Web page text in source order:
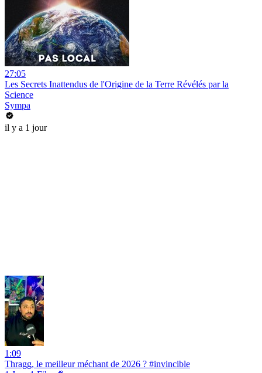
27:05
Les Secrets Inattendus de l'Origine de la Terre Révélés par la
Science
Sympa
il y a 1 jour
1:09
Thragg, le meilleur méchant de 2026 ? #invincible